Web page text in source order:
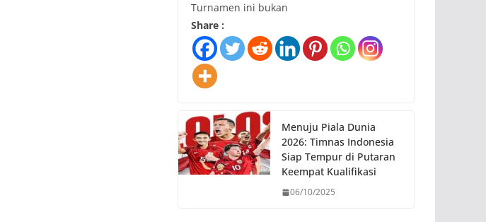
Turnamen ini bukan
Share :
Menuju Piala Dunia
2026: Timnas Indonesia
Siap Tempur di Putaran
Keempat Kualifikasi
06/10/2025